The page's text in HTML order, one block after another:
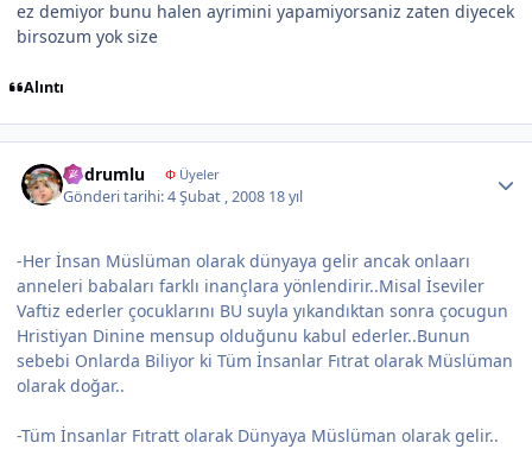
ez demiyor bunu halen ayrimini yapamiyorsaniz zaten diyecek
birsozum yok size
Alıntı
bodrumlu ΦÜyeler
Gönderi tarihi:4 Şubat , 2008 18 yıl
-Her İnsan Müslüman olarak dünyaya gelir ancak onlaarı
anneleri babaları farklı inançlara yönlendirir..Misal İseviler
Vaftiz ederler çocuklarını BU suyla yıkandıktan sonra çocugun
Hristiyan Dinine mensup olduğunu kabul ederler..Bunun
sebebi Onlarda Biliyor ki Tüm İnsanlar Fıtrat olarak Müslüman
olarak doğar..
-Tüm İnsanlar Fıtratt olarak Dünyaya Müslüman olarak gelir..